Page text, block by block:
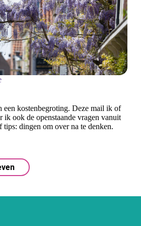
een kostenbegroting. Deze mail ik of
ik ook de openstaande vragen vanuit
tips: dingen om over na te denken.